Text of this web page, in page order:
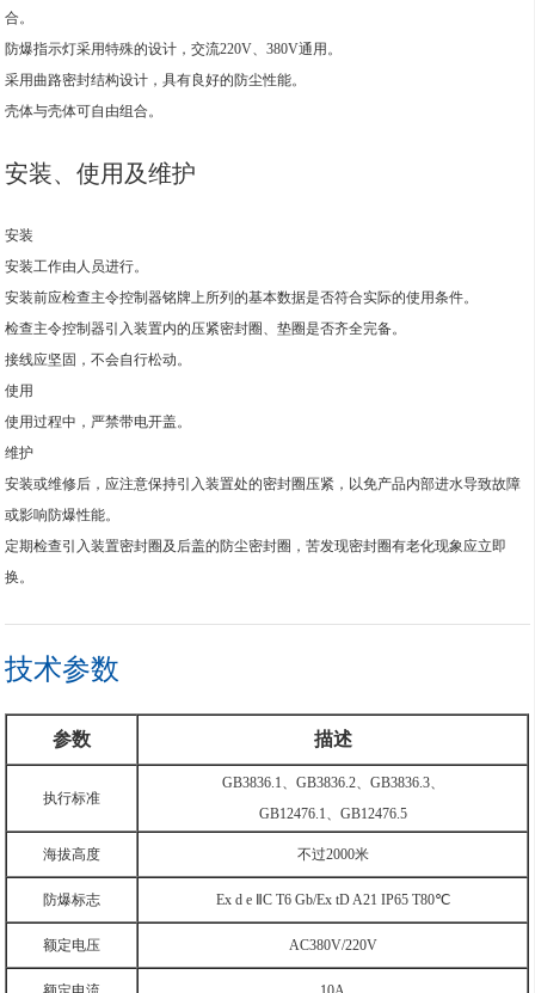
合。
防爆指示灯采用特殊的设计，交流220V、380V通用。
采用曲路密封结构设计，具有良好的防尘性能。
壳体与壳体可自由组合。
安装、使用及维护
安装
安装工作由人员进行。
安装前应检查主令控制器铭牌上所列的基本数据是否符合实际的使用条件。
检查主令控制器引入装置内的压紧密封圈、垫圈是否齐全完备。
接线应坚固，不会自行松动。
使用
使用过程中，严禁带电开盖。
维护
安装或维修后，应注意保持引入装置处的密封圈压紧，以免产品内部进水导致故障
或影响防爆性能。
定期检查引入装置密封圈及后盖的防尘密封圈，苦发现密封圈有老化现象应立即
换。
技术参数
参数 描述
执行标准
GB3836.1、GB3836.2、GB3836.3、
GB12476.1、GB12476.5
海拔高度 不过2000米
防爆标志 Ex d e ⅡC T6 Gb/Ex tD A21 IP65 T80℃
额定电压 AC380V/220V